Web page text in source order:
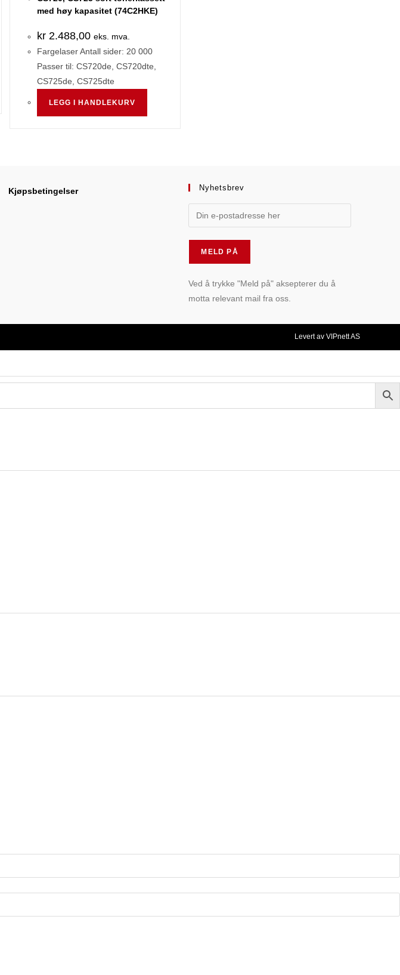
med høy kapasitet (74C2HKE)
kr2.488,00 eks. mva.
Fargelaser Antall sider: 20 000
Passer til: CS720de, CS720dte,
CS725de, CS725dte
LEGG I HANDLEKURV
Kjøpsbetingelser Nyhetsbrev
Ved å trykke "Meld på" aksepterer du å
motta relevant mail fra oss.
Levert av VIPnett AS